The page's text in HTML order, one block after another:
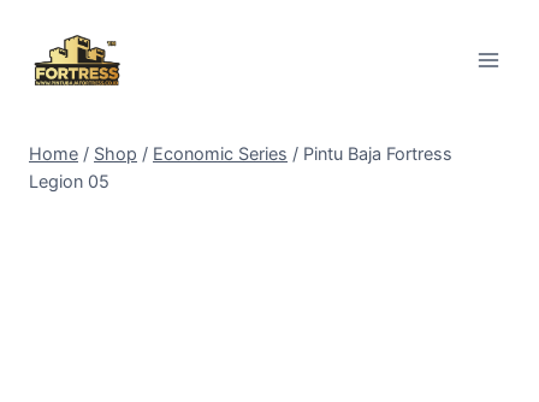
content
Home / Shop / Economic Series / Pintu Baja Fortress
Legion 05